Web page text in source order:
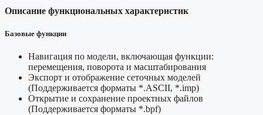
Описание функциональных характеристик
Базовые функции
Навигация по модели, включающая функции:
перемещения, поворота и масштабирования
Экспорт и отображение сеточных моделей
(Поддерживается форматы *.ASCII, *.imp)
Открытие и сохранение проектных файлов
(Поддерживается форматы *.bpf)